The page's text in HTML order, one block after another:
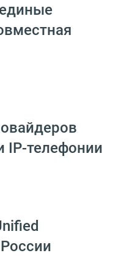
IP-телефонии